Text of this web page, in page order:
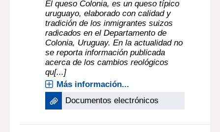
RODRIGO;PELAGGIO ETTLIN,
RONNY;MÁRQUEZ, ROSA;REPISO,
LUIS;SILVERA, CARLOS |Montevideo
[URUGUAY] : Laboratorio Tecnológico
del Uruguay (LATU)|2007
El queso Colonia, es un queso típico
uruguayo, elaborado con calidad y
tradición de los inmigrantes suizos
radicados en el Departamento de
Colonia, Uruguay. En la actualidad no
se reporta información publicada
qu[...]